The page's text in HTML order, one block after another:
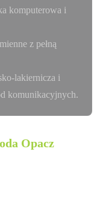
komputerowa i
z pełną
lakiernicza i
komunikacyjnych.
Opacz